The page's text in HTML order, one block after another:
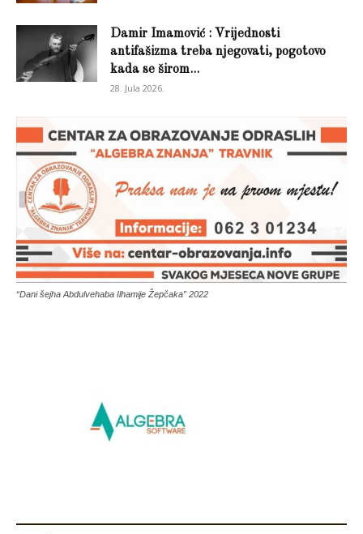
Damir Imamović : Vrijednosti
antifašizma treba njegovati, pogotovo
kada se širom...
28. Jula 2026.
“Dani šejha Abdulvehaba Ilhamije Žepčaka” 2022